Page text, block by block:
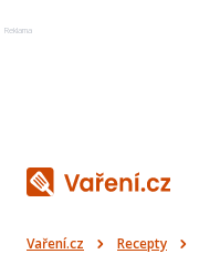
Reklama
Vaření.cz Recepty